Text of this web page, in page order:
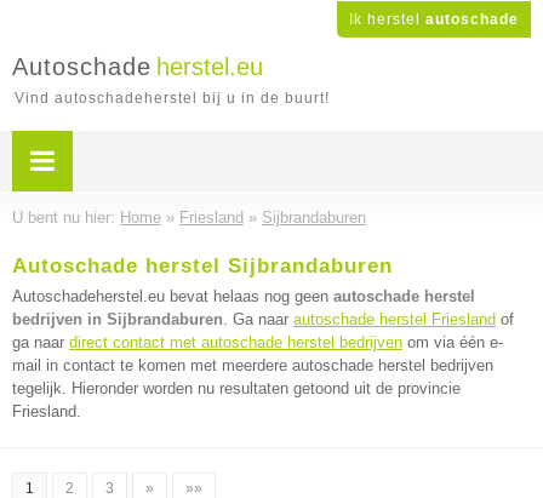
Ik herstel autoschade
Autoschade herstel.eu
Vind autoschadeherstel bij u in de buurt!
U bent nu hier: Home » Friesland » Sijbrandaburen
Autoschade herstel Sijbrandaburen
Autoschadeherstel.eu bevat helaas nog geen autoschade herstel
bedrijven in Sijbrandaburen. Ga naar autoschade herstel Friesland of
ga naar direct contact met autoschade herstel bedrijven om via één e-
mail in contact te komen met meerdere autoschade herstel bedrijven
tegelijk. Hieronder worden nu resultaten getoond uit de provincie
Friesland.
1 2 3 » »»